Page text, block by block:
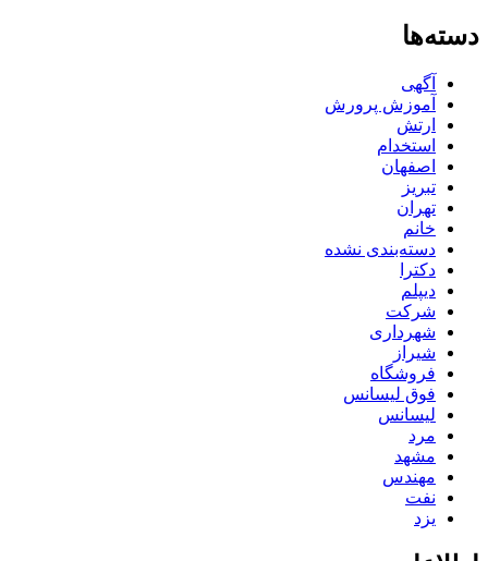
دسته‌ها
آگهی
آموزش پرورش
ارتش
استخدام
اصفهان
تبریز
تهران
خانم
دسته‌بندی نشده
دکترا
دیپلم
شرکت
شهرداری
شیراز
فروشگاه
فوق لیسانس
لیسانس
مرد
مشهد
مهندس
نفت
یزد